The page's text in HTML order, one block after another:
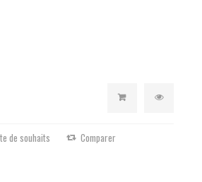
de souhaits Comparer